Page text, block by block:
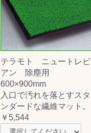
テラモト ニュートレビ
アン 除塵用
600×900mm
入口で汚れを落とすスタ
ンダードな繊維マット。
￥5,544